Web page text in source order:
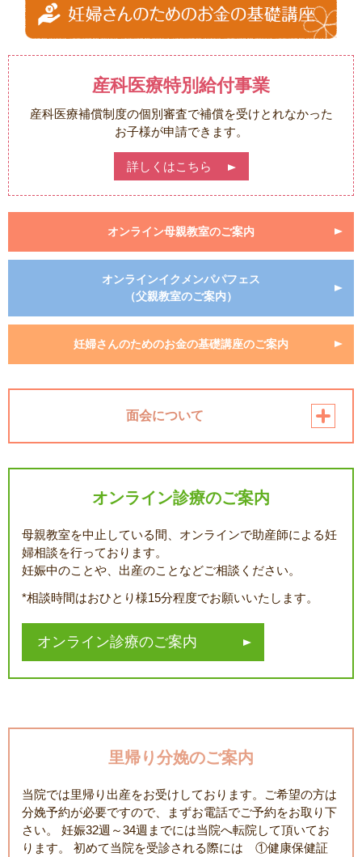
産科医療特別給付事業
産科医療補償制度の個別審査で補償を受けとれなかった
お子様が申請できます。
詳しくはこちら
オンライン母親教室のご案内
オンラインイクメンパパフェス
（父親教室のご案内）
妊婦さんのためのお金の基礎講座のご案内
面会について
オンライン診療のご案内
母親教室を中止している間、オンラインで助産師による妊
婦相談を行っております。
妊娠中のことや、出産のことなどご相談ください。
*相談時間はおひとり様15分程度でお願いいたします。
オンライン診療のご案内
里帰り分娩のご案内
当院では里帰り出産をお受けしております。ご希望の方は
分娩予約が必要ですので、まずお電話でご予約をお取り下
さい。 妊娠32週～34週までには当院へ転院して頂いてお
ります。 初めて当院を受診される際には ①健康保健証